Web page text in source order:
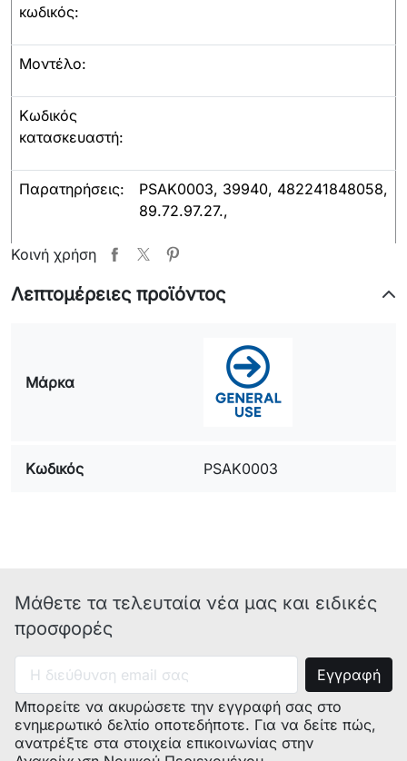
κωδικός:
Μοντέλο:
Κωδικός
κατασκευαστή:
Παρατηρήσεις:
PSAK0003, 39940, 482241848058,
89.72.97.27.,
Κοινή χρήση
Λεπτομέρειες προϊόντος
Μάρκα
Κωδικός PSAK0003
Μάθετε τα τελευταία νέα μας και ειδικές
προσφορές
Μπορείτε να ακυρώσετε την εγγραφή σας στο
ενημερωτικό δελτίο οποτεδήποτε. Για να δείτε πώς,
ανατρέξτε στα στοιχεία επικοινωνίας στην